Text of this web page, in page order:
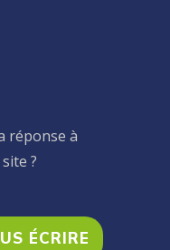
réponse à
?
ÉCRIRE